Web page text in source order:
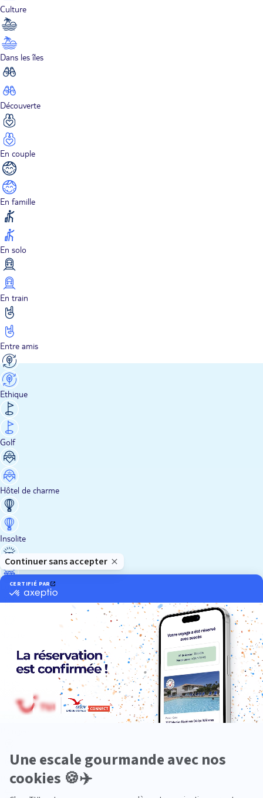
Culture
Dans les îles
Découverte
En couple
En famille
En solo
En train
Entre amis
Ethique
Golf
Hôtel de charme
Insolite
Luxe
Premium